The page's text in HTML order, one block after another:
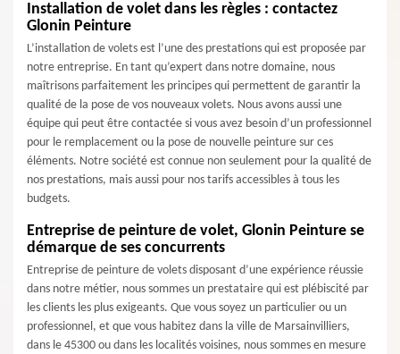
Installation de volet dans les règles : contactez
Glonin Peinture
L’installation de volets est l’une des prestations qui est proposée par
notre entreprise. En tant qu’expert dans notre domaine, nous
maîtrisons parfaitement les principes qui permettent de garantir la
qualité de la pose de vos nouveaux volets. Nous avons aussi une
équipe qui peut être contactée si vous avez besoin d’un professionnel
pour le remplacement ou la pose de nouvelle peinture sur ces
éléments. Notre société est connue non seulement pour la qualité de
nos prestations, mais aussi pour nos tarifs accessibles à tous les
budgets.
Entreprise de peinture de volet, Glonin Peinture se
démarque de ses concurrents
Entreprise de peinture de volets disposant d’une expérience réussie
dans notre métier, nous sommes un prestataire qui est plébiscité par
les clients les plus exigeants. Que vous soyez un particulier ou un
professionnel, et que vous habitez dans la ville de Marsainvilliers,
dans le 45300 ou dans les localités voisines, nous sommes en mesure